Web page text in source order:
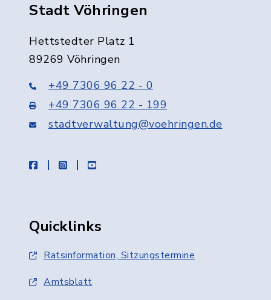
Stadt Vöhringen
Hettstedter Platz 1
89269 Vöhringen
+49 7306 96 22 - 0
+49 7306 96 22 - 199
stadtverwaltung@voehringen.de
facebookinstagramyoutube
Quicklinks
Ratsinformation, Sitzungstermine
Amtsblatt